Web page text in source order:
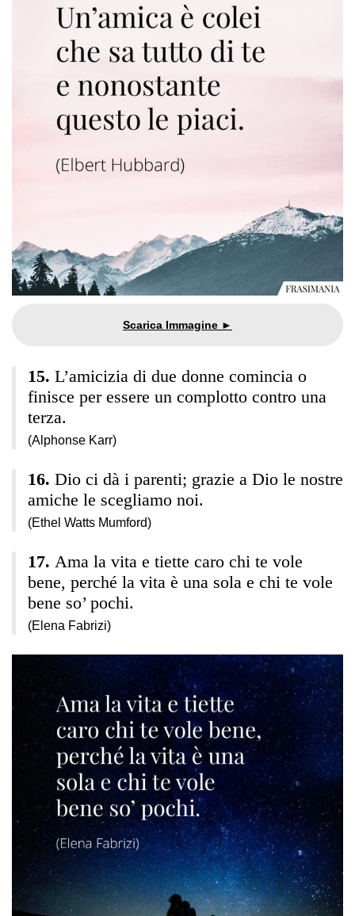
L’amicizia di due donne comincia o
finisce per essere un complotto contro una
terza.
(Alphonse Karr)
Dio ci dà i parenti; grazie a Dio le nostre
amiche le scegliamo noi.
(Ethel Watts Mumford)
Ama la vita e tiette caro chi te vole
bene, perché la vita è una sola e chi te vole
bene so’ pochi.
(Elena Fabrizi)